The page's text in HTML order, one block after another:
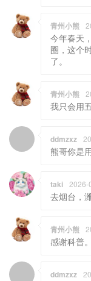
青州小熊
今年春天
圈，这个
了。
青州小熊
我只会用
ddmzxz
熊哥你是
taki 2026-
去烟台，
青州小熊
感谢科普。
ddmzxz